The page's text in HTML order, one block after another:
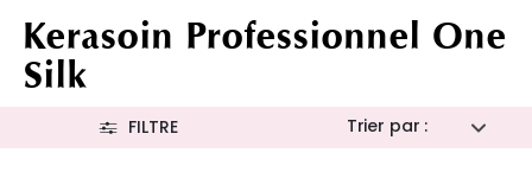
Kerasoin Professionnel One
Silk
Trier par :
FILTRE